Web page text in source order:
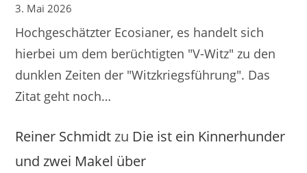
3. Mai 2026
Hochgeschätzter Ecosianer, es handelt sich
hierbei um dem berüchtigten "V-Witz" zu den
dunklen Zeiten der "Witzkriegsführung". Das
Zitat geht noch…
Reiner Schmidtzu Die ist ein Kinnerhunder
und zwei Makel über